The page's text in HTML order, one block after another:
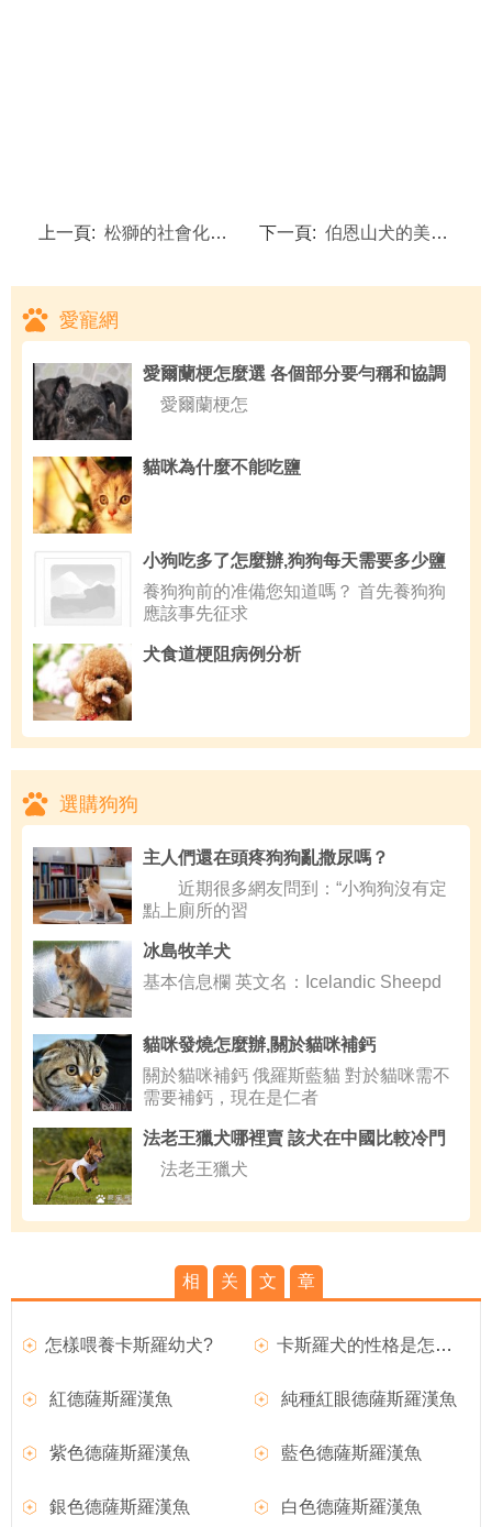
上一頁: 松獅的社會化訓練讓松獅更快的適應新環境 下一頁: 伯恩山犬的美容與衛生
愛寵網
愛爾蘭梗怎麼選 各個部分要勻稱和協調
愛爾蘭梗怎
貓咪為什麼不能吃鹽
小狗吃多了怎麼辦,狗狗每天需要多少鹽
養狗狗前的准備您知道嗎？ 首先養狗狗
應該事先征求
犬食道梗阻病例分析
選購狗狗
主人們還在頭疼狗狗亂撒尿嗎？
近期很多網友問到：“小狗狗沒有定
點上廁所的習
冰島牧羊犬
基本信息欄 英文名：Icelandic Sheepd
貓咪發燒怎麼辦,關於貓咪補鈣
關於貓咪補鈣 俄羅斯藍貓 對於貓咪需不
需要補鈣，現在是仁者
法老王獵犬哪裡賣 該犬在中國比較冷門
法老王獵犬
相 关 文 章
怎樣喂養卡斯羅幼犬? 卡斯羅犬的性格是怎麼樣的？
紅德薩斯羅漢魚 純種紅眼德薩斯羅漢魚
紫色德薩斯羅漢魚 藍色德薩斯羅漢魚
銀色德薩斯羅漢魚 白色德薩斯羅漢魚